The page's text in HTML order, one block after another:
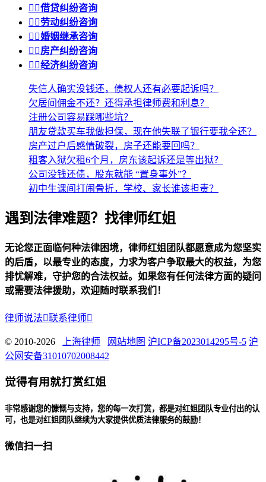
 借贷纠纷咨询
 劳动纠纷咨询
 婚姻继承咨询
 房产纠纷咨询
 经济纠纷咨询
失信人确实没钱还，债权人还有必要起诉吗？
欠居间佣金不还？还得承担律师费和利息？
注册公司容易踩哪些坑？
朋友贷款买车我做担保，现在他失联了银行要我全还？
房产过户后感情破裂，房子还能要回吗？
租客入狱欠租6个月，房东该起诉还是等出狱？
公司没钱还债，股东就能 “置身事外”？
初中生课间打闹骨折，学校、家长谁该担责？
遇到法律难题？找律师红姐
无论您正面临何种法律困境，律师红姐团队都愿意成为您坚实
的后盾，以最专业的态度，力求为客户争取最大的权益，为您
排忧解难，守护您的合法权益。如果您有任何法律方面的疑问
或需要法律援助，欢迎随时联系我们！
律师说法联系律师
© 2010-2026 上海律师 网站地图 沪ICP备2023014295号-5 沪
公网安备31010702008442
觉得有用就打赏红姐
非常感谢您的慷慨与支持，您的每一次打赏，都是对红姐团队专业付出的认
可，也是对红姐团队继续为大家提供优质法律服务的鼓励！
微信扫一扫